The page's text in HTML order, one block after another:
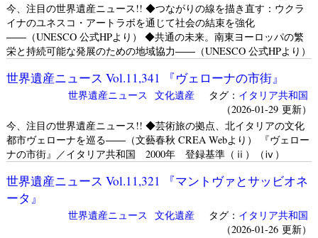
今、注目の世界遺産ニュース!! ◆つながりの線を描き直す：ウクラ
イナのユネスコ・アートラボを通じて社会の結束を強化
――（UNESCO 公式HPより） ◆共通の未来。南東ヨーロッパの繁
栄と持続可能な発展のための地域協力――（UNESCO 公式HPより）
世界遺産ニュース Vol.11,341 『ヴェローナの市街』
世界遺産ニュース 文化遺産タグ： イタリア共和国
（2026-01-29 更新）
今、注目の世界遺産ニュース!! ◆芸術旅の拠点、北イタリアの文化
都市ヴェローナを巡る――（文藝春秋 CREA Webより） 『ヴェロー
ナの市街』／イタリア共和国 2000年 登録基準（ⅱ）（ⅳ）
世界遺産ニュース Vol.11,321 『マントヴァとサッビオネ
ータ』
世界遺産ニュース 文化遺産タグ： イタリア共和国
（2026-01-26 更新）